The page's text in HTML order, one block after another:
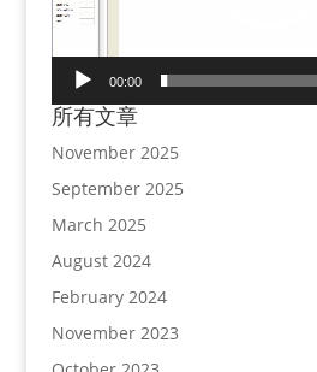
P
e
r
00:00
所有文章
November 2025
September 2025
March 2025
August 2024
February 2024
November 2023